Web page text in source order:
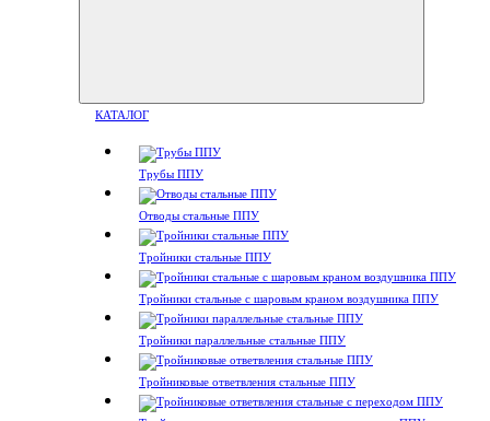
КАТАЛОГ
Трубы ППУ
Отводы стальные ППУ
Тройники стальные ППУ
Тройники стальные с шаровым краном воздушника ППУ
Тройники параллельные стальные ППУ
Тройниковые ответвления стальные ППУ